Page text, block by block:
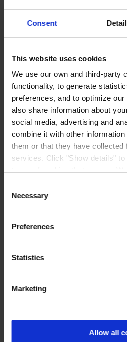
Consent
This website uses cookies
We use our own and third-party
functionality, to generate
preferences, and to optimize
also share information about
social media, advertising and
combine it with other
them or that they have collected
services. Click "Show details" to
cookies after having received
withdraw your consent at any
. If you would
process your personal data,
Selection
Necessary
Preferences
Statistics
Marketing
Allow all
25421 Pinneberg
Auf Karte anzeigen
KONTAKTTel:+49 41 01 707
Mail: